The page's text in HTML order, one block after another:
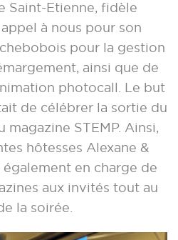
Saint-Etienne, fidèle
à nous pour son
pour la gestion
ainsi que de
photocall. Le but
de célébrer la sortie du
magazine STEMP. Ainsi,
hôtesses Alexane &
en charge de
aux invités tout au
la soirée.